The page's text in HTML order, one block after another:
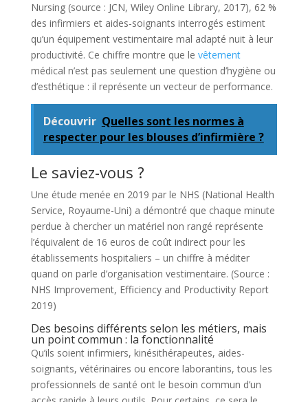
Nursing (source : JCN, Wiley Online Library, 2017), 62 %
des infirmiers et aides-soignants interrogés estiment
qu’un équipement vestimentaire mal adapté nuit à leur
productivité. Ce chiffre montre que le vêtement
médical n’est pas seulement une question d’hygiène ou
d’esthétique : il représente un vecteur de performance.
Découvrir Quelles sont les normes à
respecter pour les blouses d’infirmière ?
Le saviez-vous ?
Une étude menée en 2019 par le NHS (National Health
Service, Royaume-Uni) a démontré que chaque minute
perdue à chercher un matériel non rangé représente
l’équivalent de 16 euros de coût indirect pour les
établissements hospitaliers – un chiffre à méditer
quand on parle d’organisation vestimentaire. (Source :
NHS Improvement, Efficiency and Productivity Report
2019)
Des besoins différents selon les métiers, mais
un point commun : la fonctionnalité
Qu’ils soient infirmiers, kinésithérapeutes, aides-
soignants, vétérinaires ou encore laborantins, tous les
professionnels de santé ont le besoin commun d’un